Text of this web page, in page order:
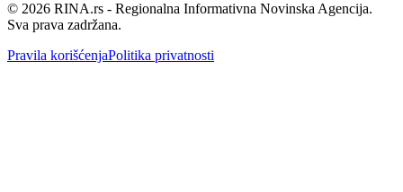
© 2026 RINA.rs - Regionalna Informativna Novinska Agencija.
Sva prava zadržana.
Pravila korišćenjaPolitika privatnosti